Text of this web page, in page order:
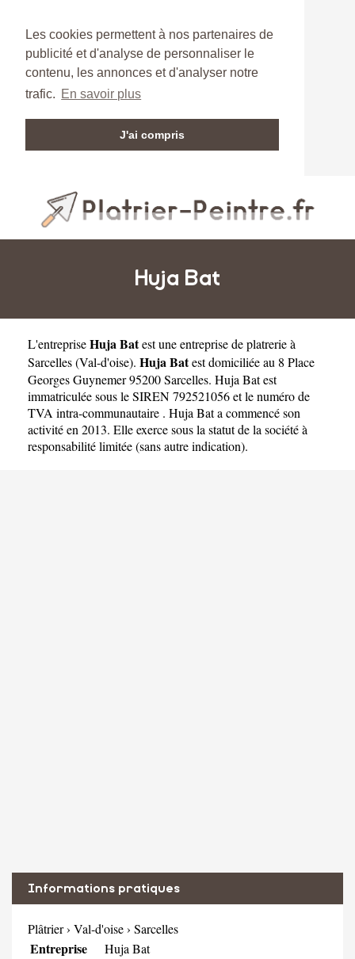
Les cookies permettent à nos partenaires de
publicité et d'analyse de personnaliser le
contenu, les annonces et d'analyser notre
trafic. En savoir plus
J'ai compris
Huja Bat
L'entrepriseHuja Batest uneentreprise de platrerie à
Sarcelles(Val-d'oise). Huja Batest domiciliée au 8 Place
Georges Guynemer 95200 Sarcelles. Huja Bat est
immatriculée sous le SIREN 792521056 et le numéro de
TVA intra-communautaire . Huja Bat a commencé son
activité en 2013. Elle exerce sous la statut de la société à
responsabilité limitée (sans autre indication).
Informations pratiques
Plâtrier› Val-d'oise› Sarcelles
Entreprise Huja Bat